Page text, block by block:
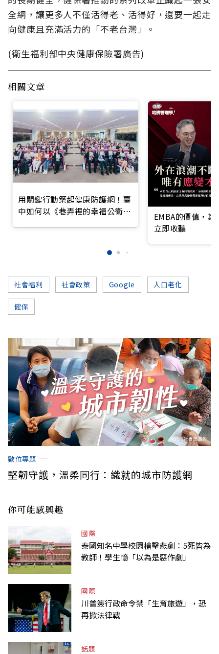
全網，讓更多人不僅活得老、活得好，還要一起走
向健康且充滿活力的「不老台灣」。
(衛生福利部中央健康保險署廣告)
相關文章
用關鍵行動築起健康防護網！臺
中如何以《巷弄裡的幸福公衛》
EMBA的價值，
立即收聽
社會福利 社會政策 Google 人口老化
健保
數位專題
堅韌守護，溫柔同行：織就的城市防護網
你可能感興趣
國際
泰國知名中學校園槍擊悲劇：5死皆為
教師！學生憶「以為是惡作劇」
國際
川普簽行政命令禁「生育旅遊」，恐
再掀法律戰
話題